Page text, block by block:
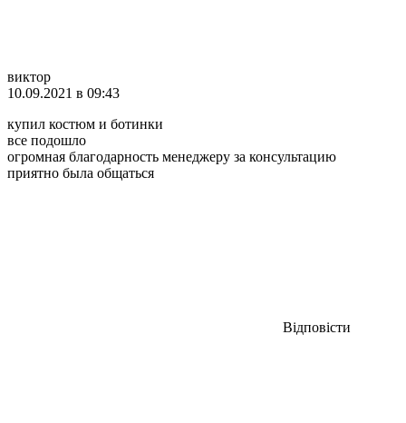
виктор
10.09.2021 в 09:43
купил костюм и ботинки
все подошло
огромная благодарность менеджеру за консультацию
приятно была общаться
Відповісти